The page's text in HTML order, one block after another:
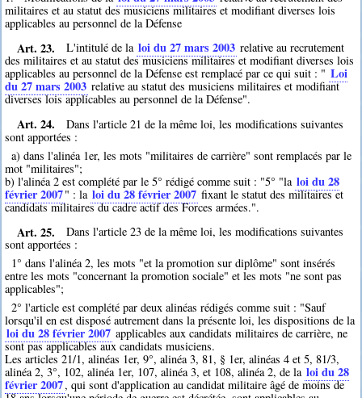
militaires et au statut des musiciens militaires et modifiant diverses lois
applicables au personnel de la Défense
Art. 23. L'intitulé de la loi du 27 mars 2003 relative au recrutement
des militaires et au statut des musiciens militaires et modifiant diverses lois
applicables au personnel de la Défense est remplacé par ce qui suit : " Loi
du 27 mars 2003 relative au statut des musiciens militaires et modifiant
diverses lois applicables au personnel de la Défense".
Art. 24.
Dans l'article 21 de la même loi, les modifications suivantes
sont apportées :
a) dans l'alinéa 1er, les mots "militaires de carrière" sont remplacés par le
mot "militaires";
b) l'alinéa 2 est complété par le 5° rédigé comme suit : "5° "la loi du 28
février 2007" : la loi du 28 février 2007 fixant le statut des militaires et
candidats militaires du cadre actif des Forces armées.".
Art. 25.
Dans l'article 23 de la même loi, les modifications suivantes
sont apportées :
1° dans l'alinéa 2, les mots "et la promotion sur diplôme" sont insérés
entre les mots "concernant la promotion sociale" et les mots "ne sont pas
applicables";
2° l'article est complété par deux alinéas rédigés comme suit : "Sauf
lorsqu'il en est disposé autrement dans la présente loi, les dispositions de la
loi du 28 février 2007 applicables aux candidats militaires de carrière, ne
sont pas applicables aux candidats musiciens.
Les articles 21/1, alinéas 1er, 9°, alinéa 3, 81, § 1er, alinéas 4 et 5, 81/3,
alinéa 2, 3°, 102, alinéa 1er, 107, alinéa 3, et 108, alinéa 2, de la loi du 28
février 2007, qui sont d'application au candidat militaire âgé de moins de